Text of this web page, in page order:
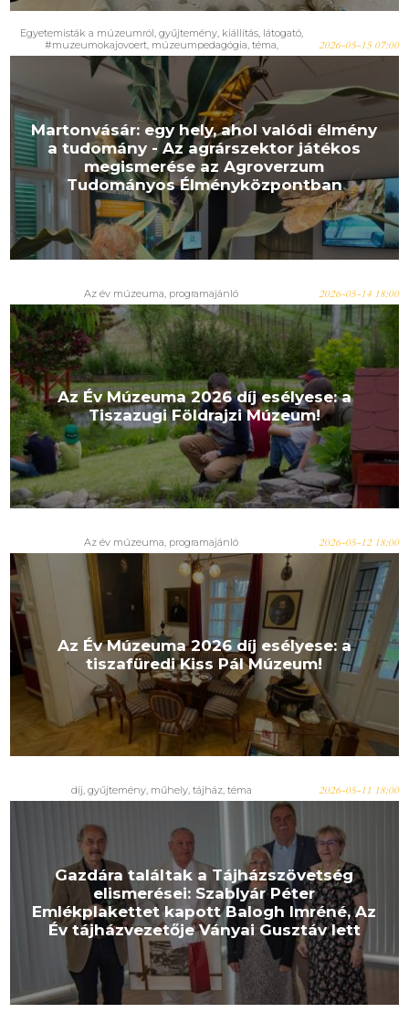
Egyetemisták a múzeumról gyűjtemény, kiállítás, látogató,
#muzeumokajovoert, múzeumpedagógia téma
természettudomány
2026-05-15 07:00
Martonvásár: egy hely, ahol valódi élmény
a tudomány - Az agrárszektor játékos
megismerése az Agroverzum
Tudományos Élményközpontban
Az év múzeuma programajánló 2026-05-14 18:00
Az Év Múzeuma 2026 díj esélyese: a
Tiszazugi Földrajzi Múzeum!
Az év múzeuma programajánló 2026-05-12 18:00
Az Év Múzeuma 2026 díj esélyese: a
tiszafüredi Kiss Pál Múzeum!
díj, gyűjtemény, műhely, tájház, téma 2026-05-11 18:00
Gazdára találtak a Tájházszövetség
elismerései: Szablyár Péter
Emlékplakettet kapott Balogh Imréné, Az
Év tájházvezetője Ványai Gusztáv lett